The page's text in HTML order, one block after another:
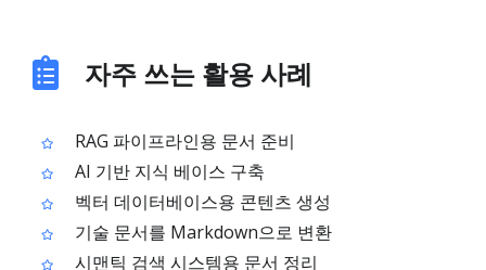
자주 쓰는 활용 사례
RAG 파이프라인용 문서 준비
AI 기반 지식 베이스 구축
벡터 데이터베이스용 콘텐츠 생성
기술 문서를 Markdown으로 변환
시맨틱 검색 시스템용 문서 정리